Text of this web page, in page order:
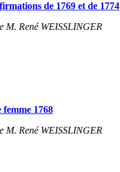
de 1769 et de 1774
M. René WEISSLINGER
femme 1768
M. René WEISSLINGER